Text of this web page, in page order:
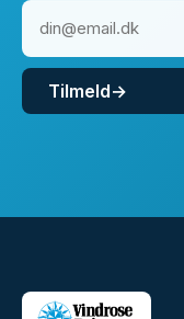
Tilmeld→